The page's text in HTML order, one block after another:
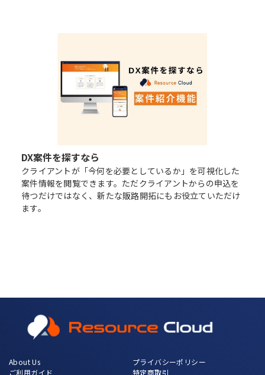
DX案件を探すなら
クライアントが「今何を必要としているか」を可視化した
案件情報を閲覧できます。ただクライアントからの申込を
待つだけではなく、新たな販路開拓にもお役立ていただけ
ます。
About Us
ご利用ガイド
プライバシーポリシー
特定商取引